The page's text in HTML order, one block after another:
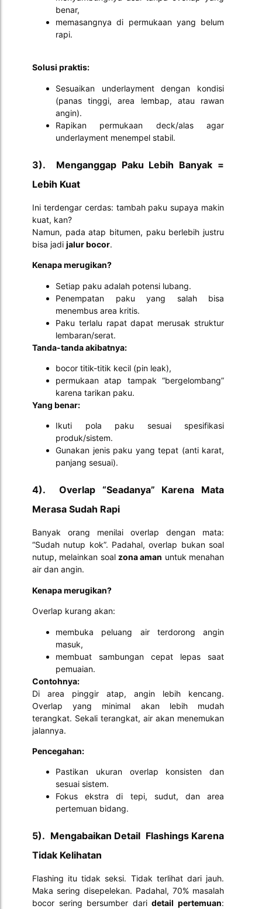
benar,
memasangnya di permukaan yang belum
rapi.
Solusi praktis:
Sesuaikan underlayment dengan kondisi
(panas tinggi, area lembap, atau rawan
angin).
Rapikan permukaan deck/alas agar
underlayment menempel stabil.
3). Menganggap Paku Lebih Banyak =
Lebih Kuat
Ini terdengar cerdas: tambah paku supaya makin
kuat, kan?
Namun, pada atap bitumen, paku berlebih justru
bisa jadi jalur bocor.
Kenapa merugikan?
Setiap paku adalah potensi lubang.
Penempatan paku yang salah bisa
menembus area kritis.
Paku terlalu rapat dapat merusak struktur
lembaran/serat.
Tanda-tanda akibatnya:
bocor titik-titik kecil (pin leak),
permukaan atap tampak “bergelombang”
karena tarikan paku.
Yang benar:
Ikuti pola paku sesuai spesifikasi
produk/sistem.
Gunakan jenis paku yang tepat (anti karat,
panjang sesuai).
4). Overlap “Seadanya” Karena Mata
Merasa Sudah Rapi
Banyak orang menilai overlap dengan mata:
“Sudah nutup kok”. Padahal, overlap bukan soal
nutup, melainkan soal zona aman untuk menahan
air dan angin.
Kenapa merugikan?
Overlap kurang akan:
membuka peluang air terdorong angin
masuk,
membuat sambungan cepat lepas saat
pemuaian.
Contohnya:
Di area pinggir atap, angin lebih kencang.
Overlap yang minimal akan lebih mudah
terangkat. Sekali terangkat, air akan menemukan
jalannya.
Pencegahan:
Pastikan ukuran overlap konsisten dan
sesuai sistem.
Fokus ekstra di tepi, sudut, dan area
pertemuan bidang.
5). Mengabaikan Detail Flashings Karena
Tidak Kelihatan
Flashing itu tidak seksi. Tidak terlihat dari jauh.
Maka sering disepelekan. Padahal, 70% masalah
bocor sering bersumber daridetail pertemuan: